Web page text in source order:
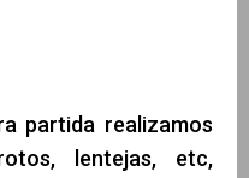
partida realizamos
lentejas, etc,